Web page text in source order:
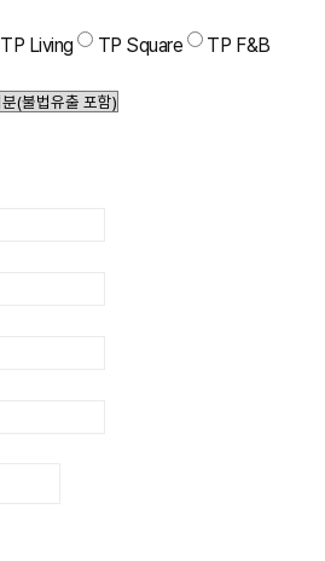
TP Living TP Square
TP F&B